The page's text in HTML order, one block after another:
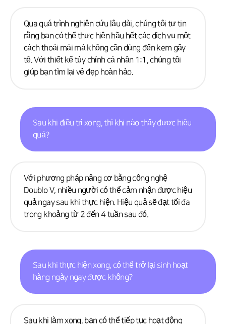
Qua quá trình nghiên cứu lâu dài, chúng tôi tự tin
rằng bạn có thể thực hiện hầu hết các dịch vụ một
cách thoải mái mà không cần dùng đến kem gây
tê. Với thiết kế tùy chỉnh cá nhân 1:1, chúng tôi
giúp bạn tìm lại vẻ đẹp hoàn hảo.
Sau khi điều trị xong, thì khi nào thấy được hiệu
quả?
Với phương pháp nâng cơ bằng công nghệ
Doublo V, nhiều người có thể cảm nhận được hiệu
quả ngay sau khi thực hiện. Hiệu quả sẽ đạt tối đa
trong khoảng từ 2 đến 4 tuần sau đó.
Sau khi thực hiện xong, có thể trở lại sinh hoạt
hàng ngày ngay được không?
Sau khi làm xong, bạn có thể tiếp tục hoạt động